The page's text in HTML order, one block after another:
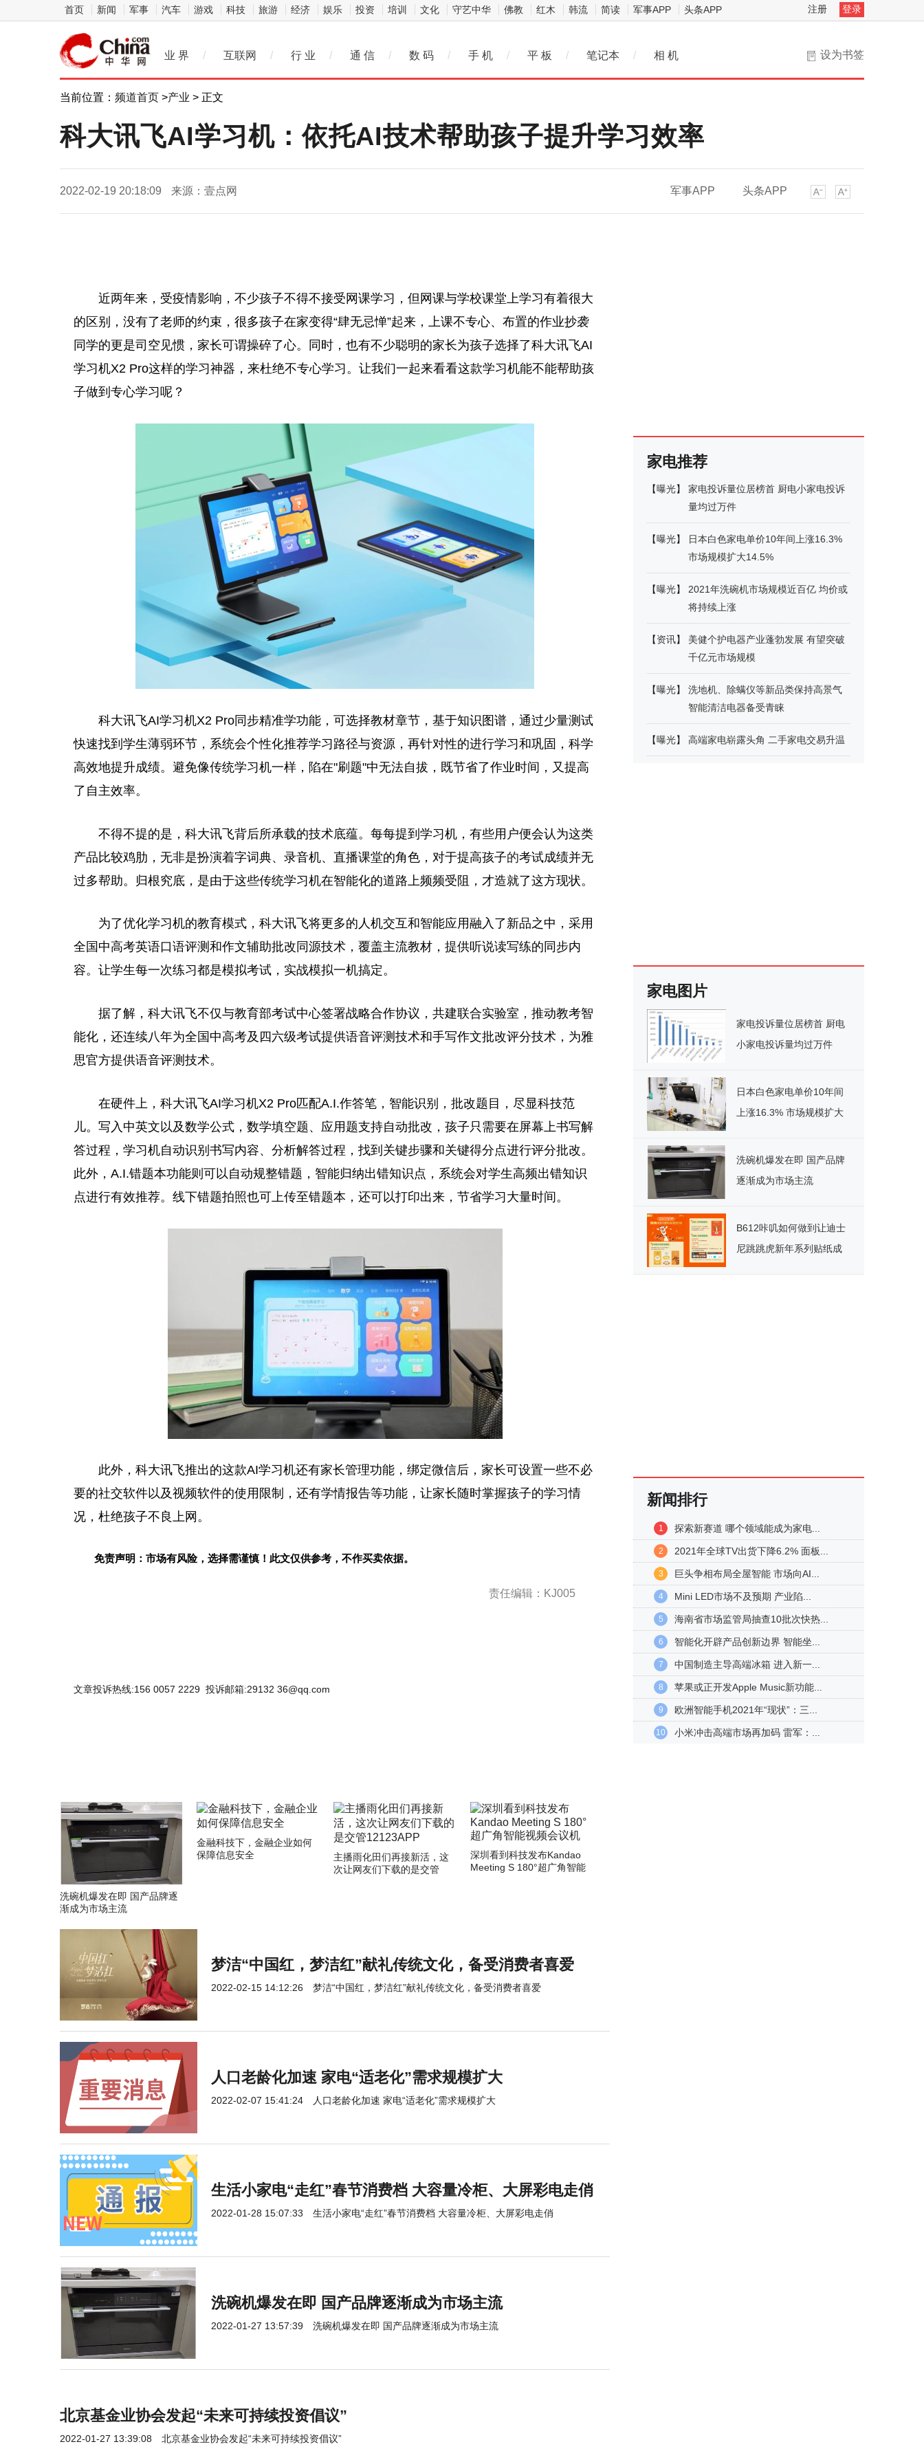
首页 新闻 军事 汽车 游戏 科技 旅游 经济 娱乐 投资 培训 文化 守艺中华 佛教 红木 韩流 简读 军事APP 头条APP 注册 登录
设为书签
业 界 / 互联网 / 行 业 / 通 信 / 数 码 / 手 机 / 平 板 / 笔记本 / 相 机
当前位置： 频道首页 >产业 > 正文
科大讯飞AI学习机：依托AI技术帮助孩子提升学习效率
2022-02-19 20:18:09 来源：壹点网 军事APP 头条APP
近两年来，受疫情影响，不少孩子不得不接受网课学习，但网课与学校课堂上学习有着很大
的区别，没有了老师的约束，很多孩子在家变得“肆无忌惮”起来，上课不专心、布置的作业抄袭
同学的更是司空见惯，家长可谓操碎了心。同时，也有不少聪明的家长为孩子选择了科大讯飞AI
学习机X2 Pro这样的学习神器，来杜绝不专心学习。让我们一起来看看这款学习机能不能帮助孩
子做到专心学习呢？
科大讯飞AI学习机X2 Pro同步精准学功能，可选择教材章节，基于知识图谱，通过少量测试
快速找到学生薄弱环节，系统会个性化推荐学习路径与资源，再针对性的进行学习和巩固，科学
高效地提升成绩。避免像传统学习机一样，陷在"刷题"中无法自拔，既节省了作业时间，又提高
了自主效率。
不得不提的是，科大讯飞背后所承载的技术底蕴。每每提到学习机，有些用户便会认为这类
产品比较鸡肋，无非是扮演着字词典、录音机、直播课堂的角色，对于提高孩子的考试成绩并无
过多帮助。归根究底，是由于这些传统学习机在智能化的道路上频频受阻，才造就了这方现状。
为了优化学习机的教育模式，科大讯飞将更多的人机交互和智能应用融入了新品之中，采用
全国中高考英语口语评测和作文辅助批改同源技术，覆盖主流教材，提供听说读写练的同步内
容。让学生每一次练习都是模拟考试，实战模拟一机搞定。
据了解，科大讯飞不仅与教育部考试中心签署战略合作协议，共建联合实验室，推动教考智
能化，还连续八年为全国中高考及四六级考试提供语音评测技术和手写作文批改评分技术，为雅
思官方提供语音评测技术。
在硬件上，科大讯飞AI学习机X2 Pro匹配A.I.作答笔，智能识别，批改题目，尽显科技范
儿。写入中英文以及数学公式，数学填空题、应用题支持自动批改，孩子只需要在屏幕上书写解
答过程，学习机自动识别书写内容、分析解答过程，找到关键步骤和关键得分点进行评分批改。
此外，A.I.错题本功能则可以自动规整错题，智能归纳出错知识点，系统会对学生高频出错知识
点进行有效推荐。线下错题拍照也可上传至错题本，还可以打印出来，节省学习大量时间。
此外，科大讯飞推出的这款AI学习机还有家长管理功能，绑定微信后，家长可设置一些不必
要的社交软件以及视频软件的使用限制，还有学情报告等功能，让家长随时掌握孩子的学习情
况，杜绝孩子不良上网。
免责声明：市场有风险，选择需谨慎！此文仅供参考，不作买卖依据。
责任编辑：KJ005
文章投诉热线:156 0057 2229 投诉邮箱:29132 36@qq.com
洗碗机爆发在即 国产品牌逐
渐成为市场主流
金融科技下，金融企业如何
保障信息安全
主播雨化田们再接新活，这
次让网友们下载的是交管
深圳看到科技发布Kandao
Meeting S 180°超广角智能
梦洁“中国红，梦洁红”献礼传统文化，备受消费者喜爱
2022-02-15 14:12:26 梦洁“中国红，梦洁红”献礼传统文化，备受消费者喜爱
人口老龄化加速 家电“适老化”需求规模扩大
2022-02-07 15:41:24 人口老龄化加速 家电“适老化”需求规模扩大
生活小家电“走红”春节消费档 大容量冷柜、大屏彩电走俏
2022-01-28 15:07:33 生活小家电“走红”春节消费档 大容量冷柜、大屏彩电走俏
洗碗机爆发在即 国产品牌逐渐成为市场主流
2022-01-27 13:57:39 洗碗机爆发在即 国产品牌逐渐成为市场主流
北京基金业协会发起“未来可持续投资倡议”
2022-01-27 13:39:08 北京基金业协会发起“未来可持续投资倡议”
家电推荐
【曝光】
家电投诉量位居榜首 厨电小家电投诉
量均过万件
【曝光】
日本白色家电单价10年间上涨16.3%
市场规模扩大14.5%
【曝光】
2021年洗碗机市场规模近百亿 均价或
将持续上涨
【资讯】
美健个护电器产业蓬勃发展 有望突破
千亿元市场规模
【曝光】
洗地机、除螨仪等新品类保持高景气
智能清洁电器备受青睐
【曝光】 高端家电崭露头角 二手家电交易升温
家电图片
家电投诉量位居榜首 厨电
小家电投诉量均过万件
日本白色家电单价10年间
上涨16.3% 市场规模扩大
洗碗机爆发在即 国产品牌
逐渐成为市场主流
B612咔叽如何做到让迪士
尼跳跳虎新年系列贴纸成
新闻排行
1 探索新赛道 哪个领域能成为家电...
2 2021年全球TV出货下降6.2% 面板...
3 巨头争相布局全屋智能 市场向AI...
4 Mini LED市场不及预期 产业陷...
5 海南省市场监管局抽查10批次快热...
6 智能化开辟产品创新边界 智能坐...
7 中国制造主导高端冰箱 进入新一...
8 苹果或正开发Apple Music新功能...
9 欧洲智能手机2021年“现状”：三...
10 小米冲击高端市场再加码 雷军：...